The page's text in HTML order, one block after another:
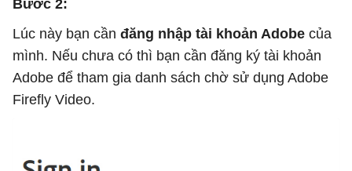
Bước 2:
Lúc này bạn cần đăng nhập tài khoản Adobe của
mình. Nếu chưa có thì bạn cần đăng ký tài khoản
Adobe để tham gia danh sách chờ sử dụng Adobe
Firefly Video.